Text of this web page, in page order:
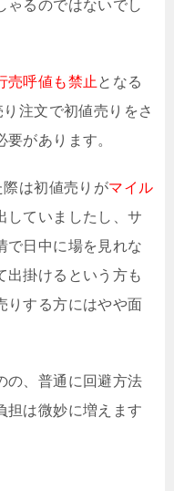
ゃるのではないでし
売呼値も禁止 となる
注文で初値売りをさ
があります。
は初値売りがマイル
していましたし、サ
で日中に場を見れな
出掛けるという方も
りする方にはやや面
の、普通に回避方法
担は微妙に増えます